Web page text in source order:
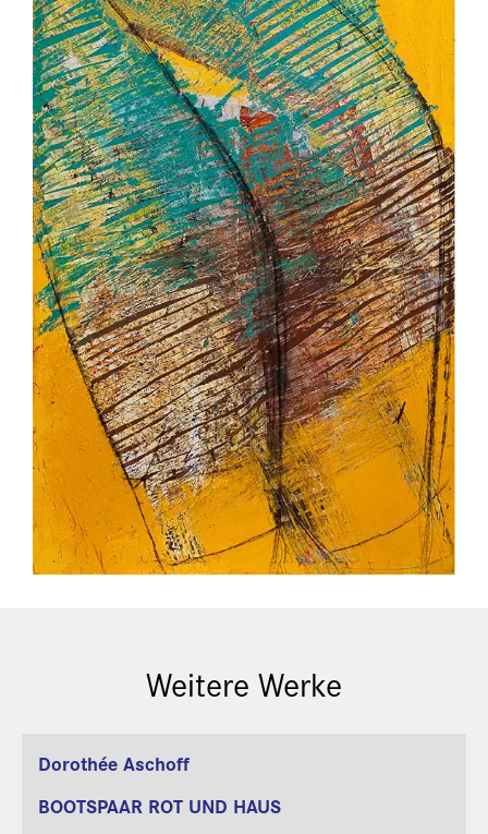
Weitere Werke
Dorothée Aschoff
BOOTSPAAR ROT UND HAUS